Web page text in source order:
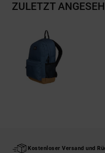
ZULETZT
Kostenloser Versand und